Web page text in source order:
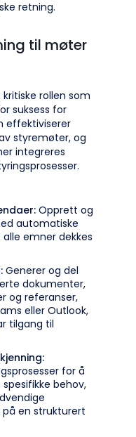
retning.
til møter
rollen som
suksess for
effektiviserer
styremøter, og
integreres
Opprett og
automatiske
emner dekkes
Generer og del
dokumenter,
og referanser,
eller Outlook,
tilgang til
for å
behov,
en strukturert